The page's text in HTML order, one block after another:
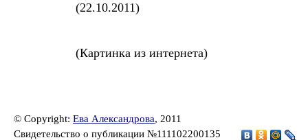
(22.10.2011)
(Картинка из интернета)
© Copyright: Ева Александрова, 2011
Свидетельство о публикации №111102200135